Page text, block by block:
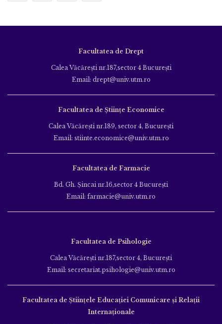
Facultatea de Drept
Calea Văcăreşti nr.187,sector 4 Bucureşti
Email: drept@univ.utm.ro
Facultatea de Științe Economice
Calea Văcăreşti nr.189, sector 4, Bucureşti
Email: stiinte.economice@univ.utm.ro
Facultatea de Farmacie
Bd. Gh. Şincai nr.16,sector 4 Bucureşti
Email: farmacie@univ.utm.ro
Facultatea de Psihologie
Calea Văcăreşti nr.187,sector 4, Bucureşti
Email: secretariat.psihologie@univ.utm.ro
Facultatea de Ştiinţele Educației Comunicare și Relații
Internaționale